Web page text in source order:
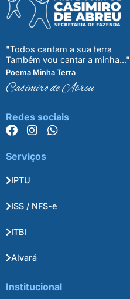
"Todos cantam a sua terra
Também vou cantar a minha..."
Poema Minha Terra
Casimiro de Abreu
Redes sociais
Serviços
IPTU
ISS / NFS-e
ITBI
Alvará
Institucional